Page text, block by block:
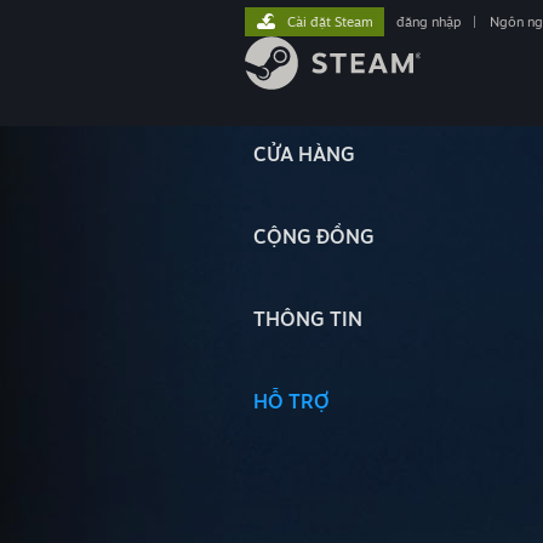
CỬA HÀNG
CỘNG ĐỒNG
THÔNG TIN
HỖ TRỢ
Cài đặt Steam đăng nhập Ngôn